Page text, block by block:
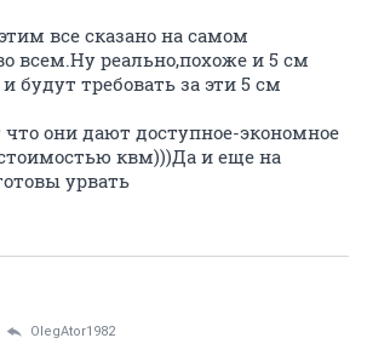
все сказано на самом
всем.Ну реально,похоже и 5 см
будут требовать за эти 5 см
они дают доступное-экономное
квм)))Да и еще на
урвать
OlegAtor1982